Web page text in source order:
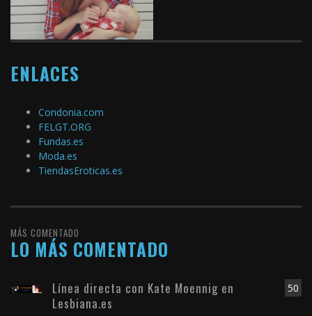
ENLACES
Condonia.com
FELGT.ORG
Fundas.es
Moda.es
TiendasEroticas.es
MÁS COMENTADO
LO MÁS COMENTADO
50
Línea directa con Kate Moennig en
Lesbiana.es